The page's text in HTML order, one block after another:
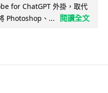
for ChatGPT 外掛，取代
Photoshop、...
閱讀全文